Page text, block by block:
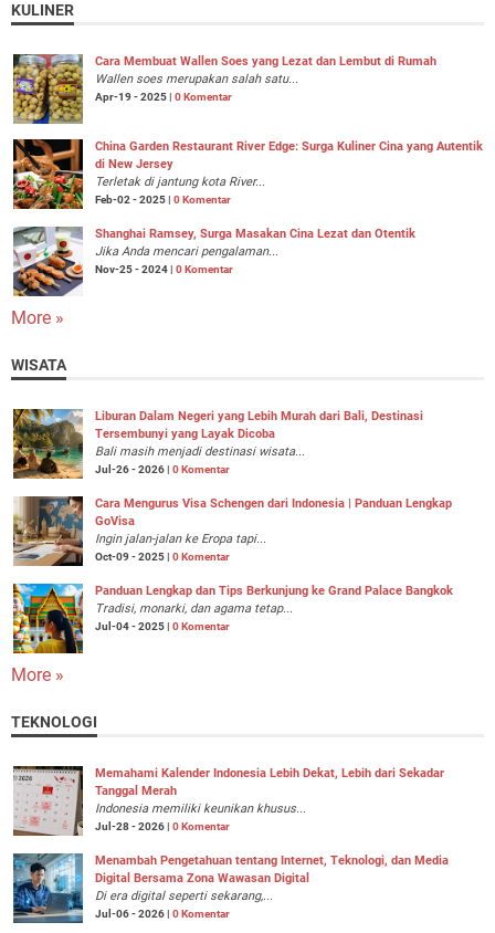
KULINER
Cara Membuat Wallen Soes yang Lezat dan Lembut di Rumah
Wallen soes merupakan salah satu...
Apr-19 - 2025 | 0 Komentar
China Garden Restaurant River Edge: Surga Kuliner Cina yang Autentik
di New Jersey
Terletak di jantung kota River...
Feb-02 - 2025 | 0 Komentar
Shanghai Ramsey, Surga Masakan Cina Lezat dan Otentik
Jika Anda mencari pengalaman...
Nov-25 - 2024 | 0 Komentar
More »
WISATA
Liburan Dalam Negeri yang Lebih Murah dari Bali, Destinasi
Tersembunyi yang Layak Dicoba
Bali masih menjadi destinasi wisata...
Jul-26 - 2026 | 0 Komentar
Cara Mengurus Visa Schengen dari Indonesia | Panduan Lengkap
GoVisa
Ingin jalan-jalan ke Eropa tapi...
Oct-09 - 2025 | 0 Komentar
Panduan Lengkap dan Tips Berkunjung ke Grand Palace Bangkok
Tradisi, monarki, dan agama tetap...
Jul-04 - 2025 | 0 Komentar
More »
TEKNOLOGI
Memahami Kalender Indonesia Lebih Dekat, Lebih dari Sekadar
Tanggal Merah
Indonesia memiliki keunikan khusus...
Jul-28 - 2026 | 0 Komentar
Menambah Pengetahuan tentang Internet, Teknologi, dan Media
Digital Bersama Zona Wawasan Digital
Di era digital seperti sekarang,...
Jul-06 - 2026 | 0 Komentar